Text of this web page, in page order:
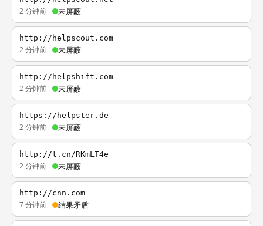
2 分钟前 未屏蔽
http://helpscout.com
2 分钟前 未屏蔽
http://helpshift.com
2 分钟前 未屏蔽
https://helpster.de
2 分钟前 未屏蔽
http://t.cn/RKmLT4e
2 分钟前 未屏蔽
http://cnn.com
7 分钟前 结果矛盾